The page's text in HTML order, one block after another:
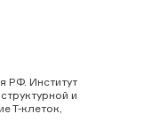
РФ. Институт
и
Т-клеток,